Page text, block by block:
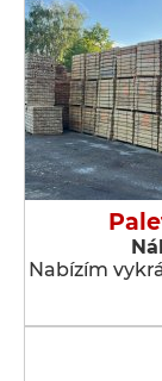
Nabízím